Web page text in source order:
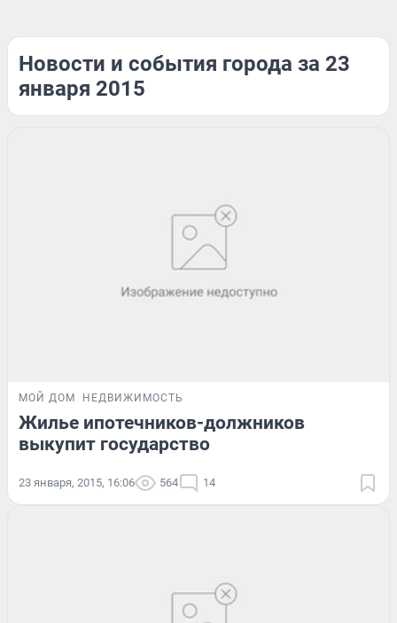
Новости и события города за 23
января 2015
МОЙ ДОМ НЕДВИЖИМОСТЬ
Жилье ипотечников-должников
выкупит государство
23 января, 2015, 16:06 564 14